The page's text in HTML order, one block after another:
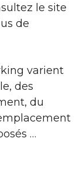
le site
de
varient
des
du
…